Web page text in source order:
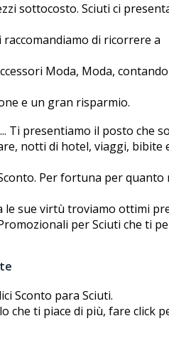
sottocosto. Sciuti ci
di ricorrere a
Moda, Moda,
e un gran risparmio.
Ti presentiamo il posto che
notti di hotel, viaggi, bibite
Per fortuna per
le sue virtù troviamo ottimi
per Sciuti che ti
Sconto para Sciuti.
ti piace di più, fare click